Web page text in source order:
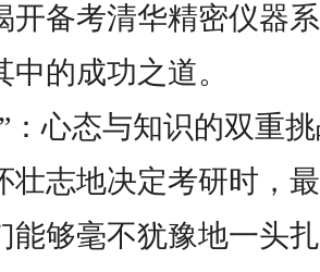
开备考清华精密仪器
的成功之道。
：心态与知识的双重
壮志地决定考研时，
能够毫不犹豫地一头